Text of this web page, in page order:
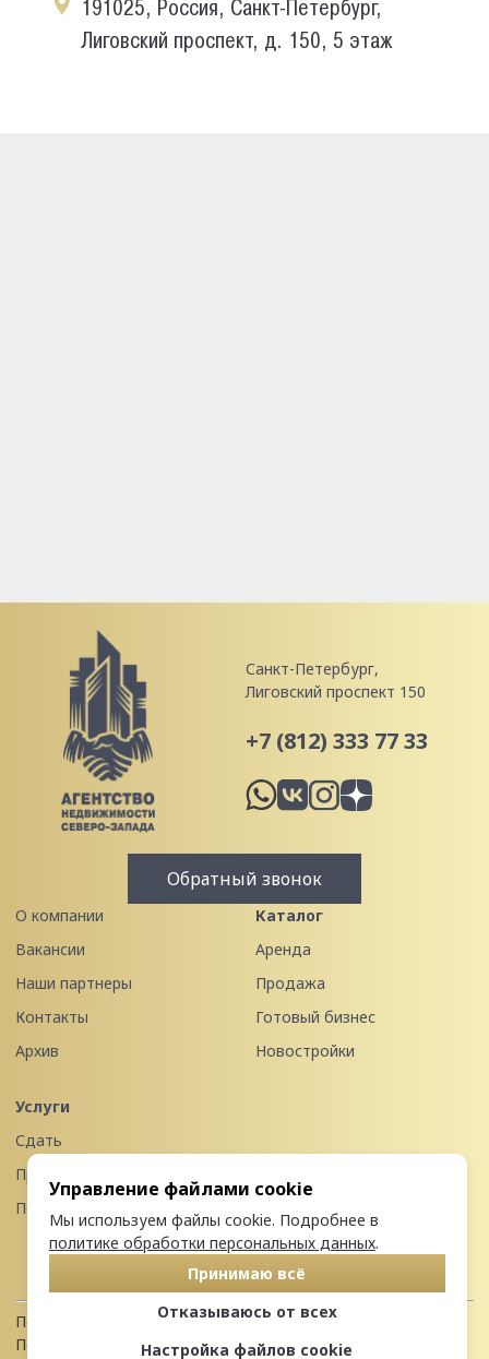
191025, Россия, Санкт-Петербург,
Лиговский проспект, д. 150, 5 этаж
Санкт-Петербург,
Лиговский проспект 150
+7 (812) 333 77 33
Обратный звонок
О компании
Вакансии
Наши партнеры
Контакты
Архив
Каталог
Аренда
Продажа
Готовый бизнес
Новостройки
Услуги
Сдать
Продать
Передать в управление
Политика конфиденциальности
Пользовательское соглашение
Управление файлами cookie
Мы используем файлы cookie. Подробнее в
политике обработки персональных данных.
Принимаю всё
Отказываюсь от всех
Настройка файлов cookie